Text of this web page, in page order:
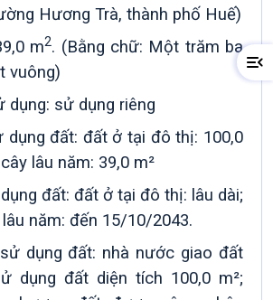
Hương Trà, thành phố Huế)
m2. (Bằng chữ: Một trăm ba
vuông)
dụng: sử dụng riêng
dụng đất: đất ở tại đô thị: 100,0
lâu năm: 39,0 m²
đất: đất ở tại đô thị: lâu dài;
năm: đến 15/10/2043.
dụng đất: nhà nước giao đất
dụng đất diện tích 100,0 m²;